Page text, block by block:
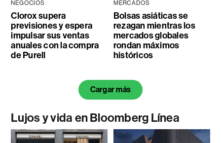
NEGOCIOS
Clorox supera
previsiones y espera
impulsar sus ventas
anuales con la compra
de Purell
MERCADOS
Bolsas asiáticas se
rezagan mientras los
mercados globales
rondan máximos
históricos
Cargar más
Lujos y vida en Bloomberg Línea